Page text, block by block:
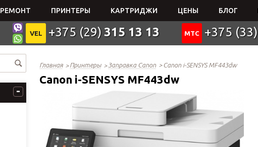
РЕМОНТ ПРИНТЕРЫ КАРТРИДЖИ ЦЕНЫ БЛОГ
VEL +375 (29)315 13 13 МТС +375 (33)
Главная Принтеры Заправка Canon Canon i-SENSYS MF443dw
Canon i-SENSYS MF443dw